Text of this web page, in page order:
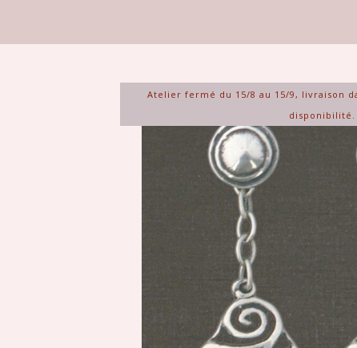
Atelier fermé du 15/8 au 15/9, livraison
disponibilité.